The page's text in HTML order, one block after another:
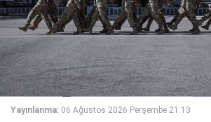
Yayınlanma: 06 Ağustos 2026 Perşembe 21:13